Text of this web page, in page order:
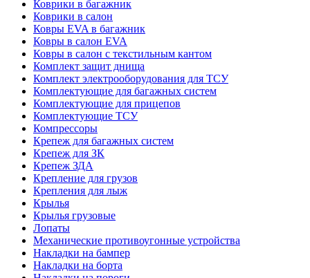
Коврики в багажник
Коврики в салон
Ковры EVA в багажник
Ковры в салон EVA
Ковры в салон с текстильным кантом
Комплект защит днища
Комплект электрооборудования для ТСУ
Комплектующие для багажных систем
Комплектующие для прицепов
Комплектующие ТСУ
Компрессоры
Крепеж для багажных систем
Крепеж для ЗК
Крепеж ЗДА
Крепление для грузов
Крепления для лыж
Крылья
Крылья грузовые
Лопаты
Механические противоугонные устройства
Накладки на бампер
Накладки на борта